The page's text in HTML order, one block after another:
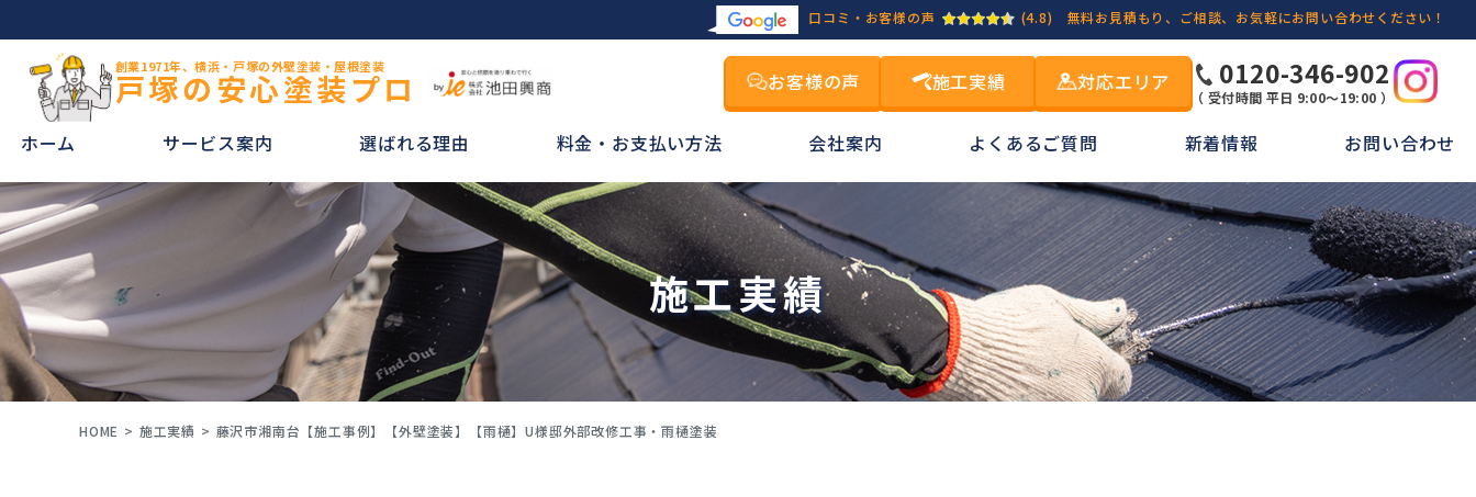
口コミ・お客様の声 (4.8) 無料お見積もり、ご相談、お気軽にお問い合わせください！
創業1971年、横浜・戸塚の外壁塗装・屋根塗装
戸塚の安心塗装プロ お客様の声 施工実績 対応エリア 0120-346-902
（ 受付時間 平日 9:00～19:00 ）
ホーム サービス案内 選ばれる理由 料金・お支払い方法 会社案内 よくあるご質問 新着情報 お問い合わせ
施工実績
HOME 施工実績 藤沢市湘南台【施工事例】【外壁塗装】【雨樋】U様邸外部改修工事・雨樋塗装